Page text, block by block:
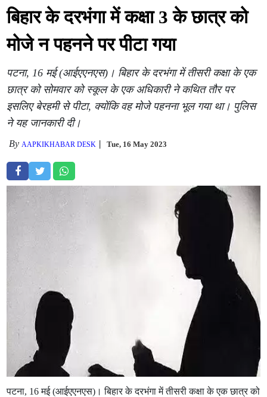
बिहार के दरभंगा में कक्षा 3 के छात्र को
मोजे न पहनने पर पीटा गया
पटना, 16 मई (आईएएनएस)। बिहार के दरभंगा में तीसरी कक्षा के एक
छात्र को सोमवार को स्कूल के एक अधिकारी ने कथित तौर पर
इसलिए बेरहमी से पीटा, क्योंकि वह मोजे पहनना भूल गया था। पुलिस
ने यह जानकारी दी।
By AAPKIKHABAR DESK Tue, 16 May 2023
पटना, 16 मई (आईएएनएस)। बिहार के दरभंगा में तीसरी कक्षा के एक छात्र को